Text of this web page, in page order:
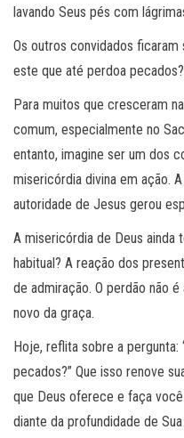
lavando Seus pés com
Os outros convidados ficaram
este que até perdoa
Para muitos que cresceram
comum, especialmente no
entanto, imagine ser um dos
misericórdia divina em ação.
autoridade de Jesus gerou
A misericórdia de Deus ainda
habitual? A reação dos
de admiração. O perdão não
novo da graça.
Hoje, reflita sobre a
pecados?” Que isso renove
que Deus oferece e faça
diante da profundidade de